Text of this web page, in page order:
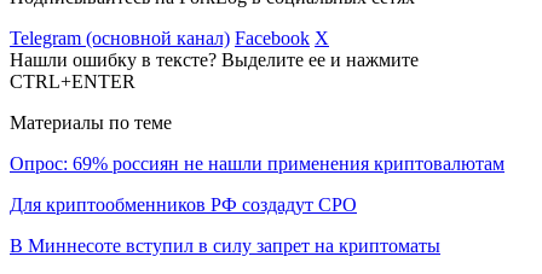
Telegram (основной канал) Facebook X
Нашли ошибку в тексте? Выделите ее и нажмите
CTRL+ENTER
Материалы по теме
Опрос: 69% россиян не нашли применения криптовалютам
Для криптообменников РФ создадут СРО
В Миннесоте вступил в силу запрет на криптоматы